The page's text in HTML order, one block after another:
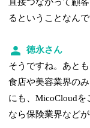
るということなんで
徳永さん
そうですね。あと
食店や美容業界の
にも、MicoCloud
なら保険業界などが